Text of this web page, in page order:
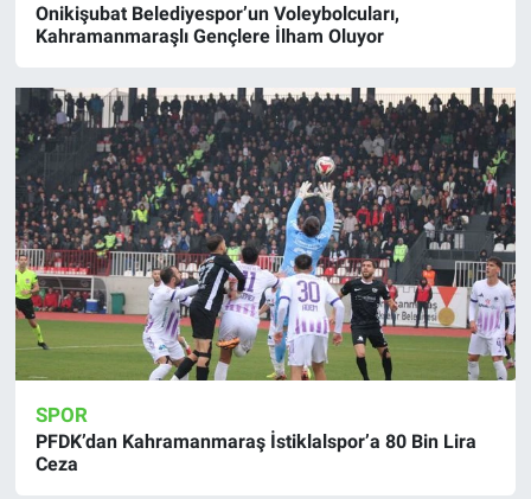
Onikişubat Belediyespor’un Voleybolcuları,
Kahramanmaraşlı Gençlere İlham Oluyor
SPOR
PFDK’dan Kahramanmaraş İstiklalspor’a 80 Bin Lira
Ceza